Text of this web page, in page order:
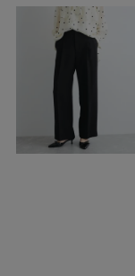
♥お気に入り登録
アイテムやコー
きます☺︎
LINEで在庫のお
相談など是非お
LINEでラゾーナ